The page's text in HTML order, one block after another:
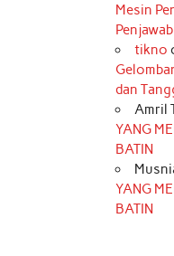
Mesin
Penjawab
tikno
dan
Amril
YANG
BATIN
YANG
BATIN